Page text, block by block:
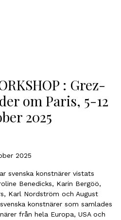
: Grez-
om Paris, 5-12
2025
2025
svenska konstnärer vistats
Benedicks, Karin Bergöö,
Karl Nordström och August
konstnärer som samlades
från hela Europa, USA och